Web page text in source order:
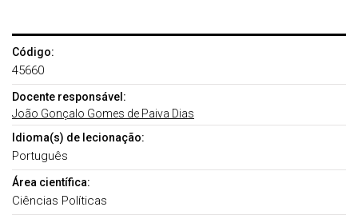
Código:
45660
Docente responsável:
João Gonçalo Gomes de Paiva Dias
Idioma(s) de lecionação:
Português
Área científica:
Ciências Políticas